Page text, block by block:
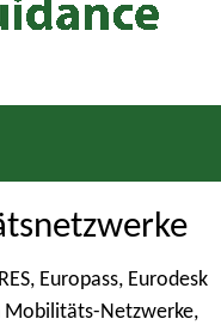
Europass, Eurodesk
Mobilitäts-Netzwerke,